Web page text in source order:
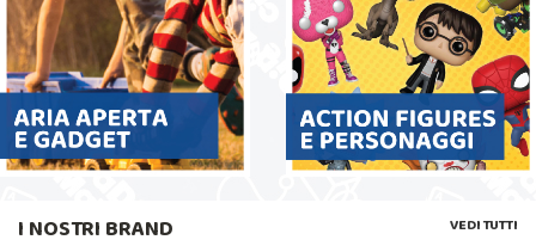
I NOSTRI BRAND VEDI TUTTI